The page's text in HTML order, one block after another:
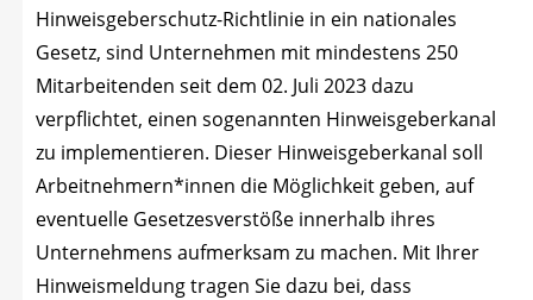
Hin­weis­ge­ber­schutz-Richt­li­nie in ein natio­na­les
Gesetz, sind Unter­neh­men mit min­des­tens 250
Mit­ar­bei­ten­den seit dem 02. Juli 2023 dazu
ver­pflich­tet, einen soge­nann­ten Hin­weis­ge­ber­ka­nal
zu imple­men­tie­ren. Die­ser Hin­weis­ge­ber­ka­nal soll
Arbeitnehmern*innen die Mög­lich­keit geben, auf
even­tu­el­le Geset­zes­ver­stö­ße inner­halb ihres
Unter­neh­mens auf­merk­sam zu machen. Mit Ihrer
Hin­weis­mel­dung tra­gen Sie dazu bei, dass